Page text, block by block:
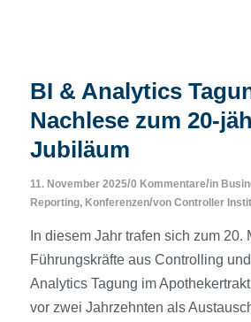
BI & Analytics
Nachlese zum 20-
Jubiläum
11. November 2025/0 Kommentare/in
Reporting, Konferenzen/von Controller
In diesem Jahr trafen sich zum 20.
Führungskräfte aus Controlling
Analytics Tagung im
vor zwei Jahrzehnten als